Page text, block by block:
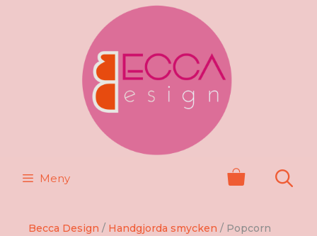
Meny
Becca Design / Handgjorda smycken / Popcorn